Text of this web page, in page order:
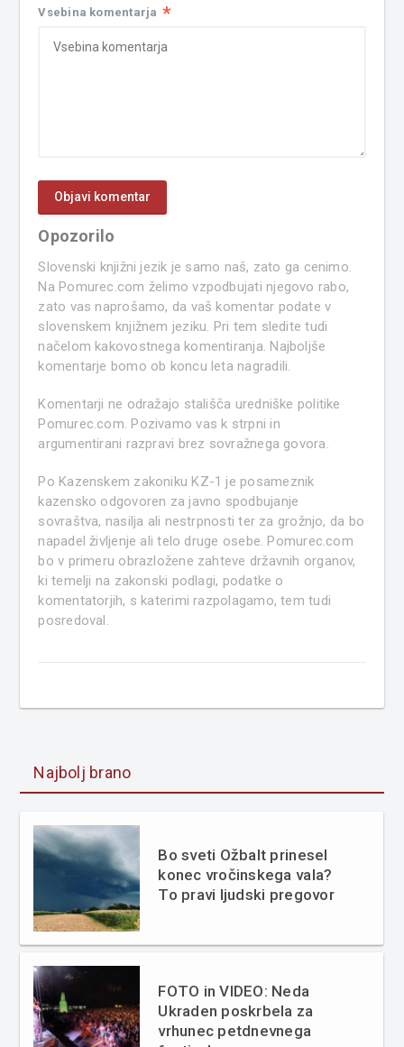
Vsebina komentarja *
Opozorilo
Slovenski knjižni jezik je samo naš, zato ga cenimo.
Na Pomurec.com želimo vzpodbujati njegovo rabo,
zato vas naprošamo, da vaš komentar podate v
slovenskem knjižnem jeziku. Pri tem sledite tudi
načelom kakovostnega komentiranja. Najboljše
komentarje bomo ob koncu leta nagradili.
Komentarji ne odražajo stališča uredniške politike
Pomurec.com. Pozivamo vas k strpni in
argumentirani razpravi brez sovražnega govora.
Po Kazenskem zakoniku KZ-1 je posameznik
kazensko odgovoren za javno spodbujanje
sovraštva, nasilja ali nestrpnosti ter za grožnjo, da bo
napadel življenje ali telo druge osebe. Pomurec.com
bo v primeru obrazložene zahteve državnih organov,
ki temelji na zakonski podlagi, podatke o
komentatorjih, s katerimi razpolagamo, tem tudi
posredoval.
Najbolj brano
Bo sveti Ožbalt prinesel
konec vročinskega vala?
To pravi ljudski pregovor
FOTO in VIDEO: Neda
Ukraden poskrbela za
vrhunec petdnevnega